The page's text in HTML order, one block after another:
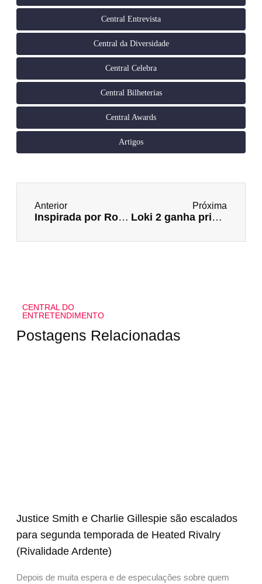
Central Entrevista
Central da Diversidade
Central Celebra
Central Bilheterias
Central Awards
Artigos
Anterior
Inspirada por Round 6, Netflix anuncia reality show real da série e oferece grande prêmio para quem se arriscar
Próxima
Loki 2 ganha primeira imagem e anuncia início das gravações!
CENTRAL DO
ENTRETENDIMENTO
Postagens Relacionadas
Justice Smith e Charlie Gillespie são escalados
para segunda temporada de Heated Rivalry
(Rivalidade Ardente)
Depois de muita espera e de especulações sobre quem